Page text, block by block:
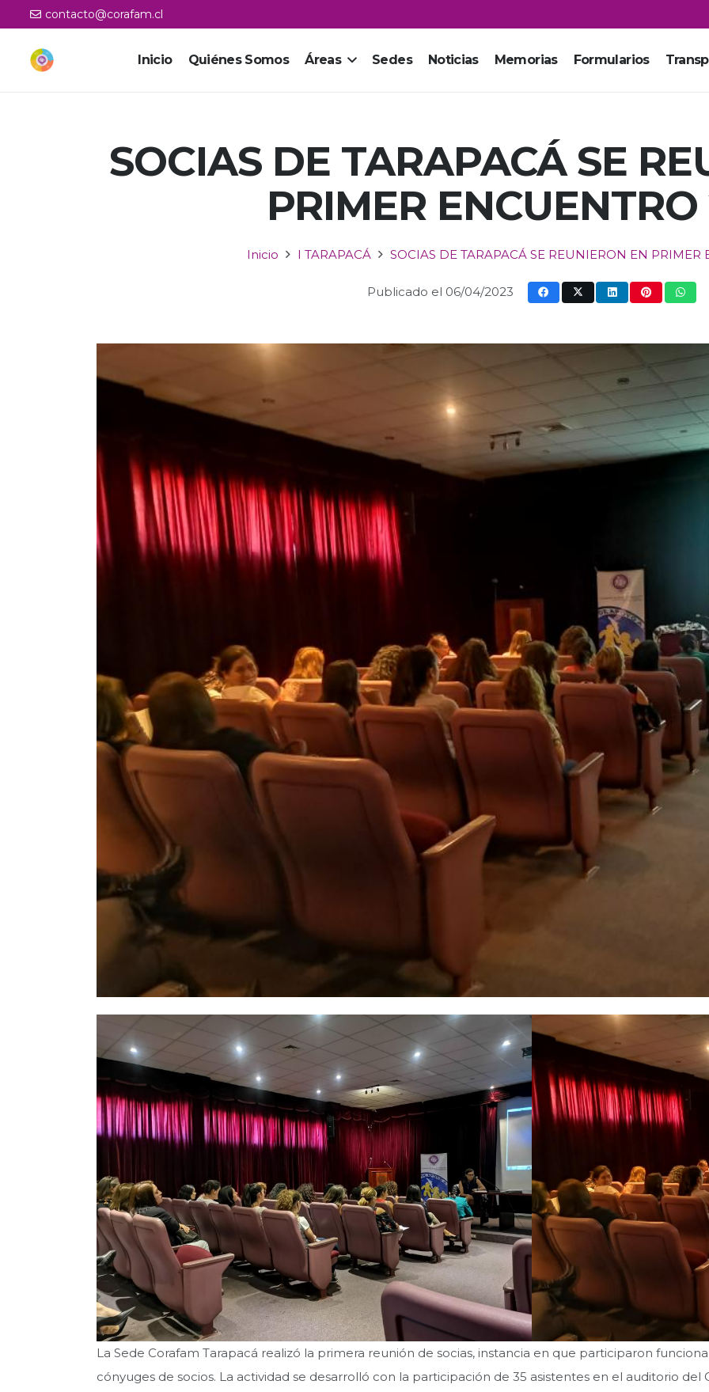
contacto@corafam.cl
Inicio Quiénes Somos Áreas Sedes Noticias Memorias Formularios
SOCIAS DE TARAPACÁ SE
PRIMER ENCUENTRO
Inicio I TARAPACÁ SOCIAS DE TARAPACÁ SE REUNIERON EN PRIMER
Publicado el 06/04/2023
La Sede Corafam Tarapacá realizó la primera reunión de socias, instancia en que participaron
cónyuges de socios. La actividad se desarrolló con la participación de 35 asistentes en el auditorio del